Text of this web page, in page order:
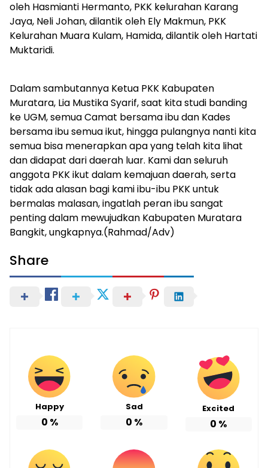
oleh Hasmianti Hermanto, PKK kelurahan Karang
Jaya, Neli Johan, dilantik oleh Ely Makmun, PKK
Kelurahan Muara Kulam, Hamida, dilantik oleh Hartati
Muktaridi.
Dalam sambutannya Ketua PKK Kabupaten
Muratara, Lia Mustika Syarif, saat kita studi banding
ke UGM, semua Camat bersama ibu dan Kades
bersama ibu semua ikut, hingga pulangnya nanti kita
semua bisa menerapkan apa yang telah kita lihat
dan didapat dari daerah luar. Kami dan seluruh
anggota PKK ikut dalam kemajuan daerah, serta
tidak ada alasan bagi kami ibu-ibu PKK untuk
bermalas malasan, ingatlah peran ibu sangat
penting dalam mewujudkan Kabupaten Muratara
Bangkit, ungkapnya.(Rahmad/Adv)
Share
Happy
0 %
Sad
0 %
Excited
0 %